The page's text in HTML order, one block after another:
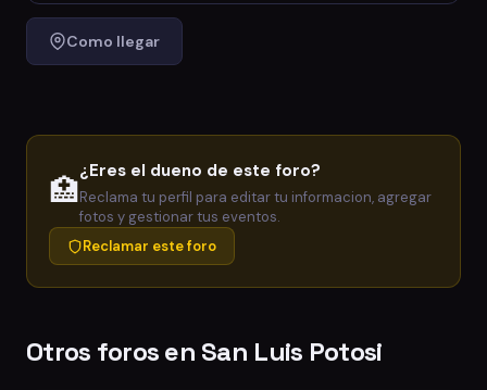
Como llegar
🏥
¿Eres el dueno de este foro?
Reclama tu perfil para editar tu informacion, agregar
fotos y gestionar tus eventos.
Reclamar este foro
Otros foros en San Luis Potosi